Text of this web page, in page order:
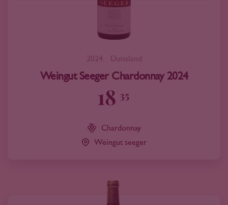
2024 Duitsland
Weingut Seeger Chardonnay 2024
18 35
Chardonnay
Weingut seeger